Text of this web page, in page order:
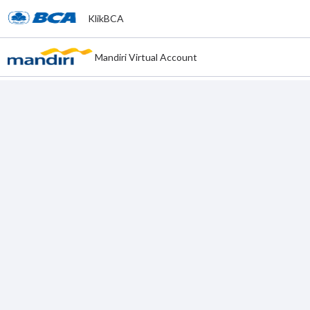
KlikBCA
Mandiri Virtual Account